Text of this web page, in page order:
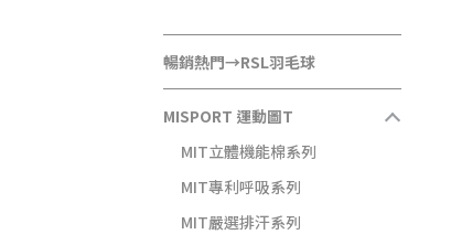
暢銷熱門→RSL羽毛球
MISPORT 運動圖T
MIT立體機能棉系列
MIT專利呼吸系列
MIT嚴選排汗系列